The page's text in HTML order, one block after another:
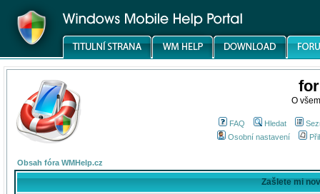
O
FAQ Hledat
Osobní nastavení
Obsah fóra WMHelp.cz
Zašlete mi